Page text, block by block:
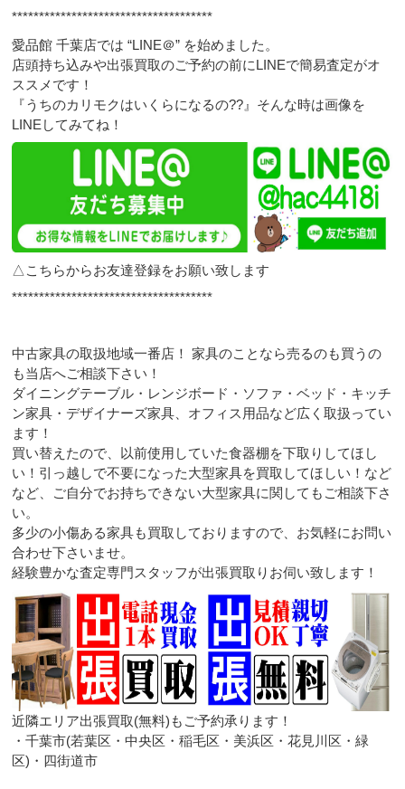
*************************************
愛品館 千葉店では “LINE＠” を始めました。
店頭持ち込みや出張買取のご予約の前にLINEで簡易査定がオ
ススメです！
『うちのカリモクはいくらになるの??』そんな時は画像を
LINEしてみてね！
△こちらからお友達登録をお願い致します
*************************************
中古家具の取扱地域一番店！ 家具のことなら売るのも買うの
も当店へご相談下さい！
ダイニングテーブル・レンジボード・ソファ・ベッド・キッチ
ン家具・デザイナーズ家具、オフィス用品など広く取扱ってい
ます！
買い替えたので、以前使用していた食器棚を下取りしてほし
い！引っ越しで不要になった大型家具を買取してほしい！など
など、ご自分でお持ちできない大型家具に関してもご相談下さ
い。
多少の小傷ある家具も買取しておりますので、お気軽にお問い
合わせ下さいませ。
経験豊かな査定専門スタッフが出張買取りお伺い致します！
近隣エリア出張買取(無料)もご予約承ります！
・千葉市(若葉区・中央区・稲毛区・美浜区・花見川区・緑
区)・四街道市